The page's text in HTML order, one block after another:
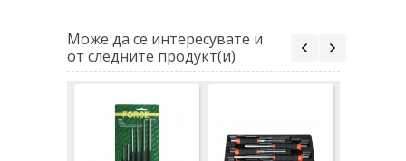
Може да се интересувате и
от следните продукт(и)